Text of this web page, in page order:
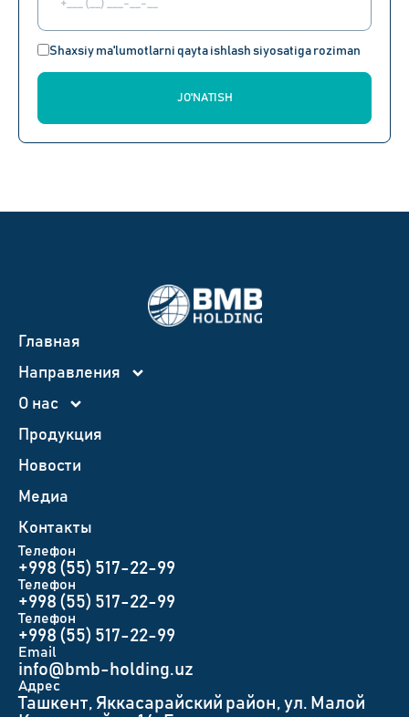
Shaxsiy ma'lumotlarni qayta ishlash siyosatiga roziman
JO'NATISH
Главная
Направления
О нас
Продукция
Новости
Медиа
Контакты
Телефон
+998 (55) 517-22-99
Телефон
+998 (55) 517-22-99
Телефон
+998 (55) 517-22-99
Email
info@bmb-holding.uz​
Адрес
Ташкент, Яккасарайский район, ул. Малой